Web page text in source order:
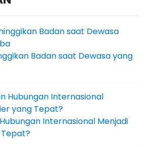
Badan saat Dewasa yang
Internasional Menjadi
Tepat?